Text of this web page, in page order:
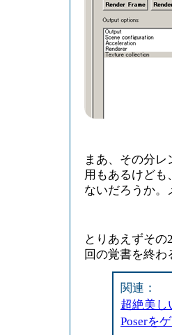
まあ、その分
用もあるけども
ないだろうか。
とりあえずそ
回の覚書を終わ
関連：
超絶美し
Poserを